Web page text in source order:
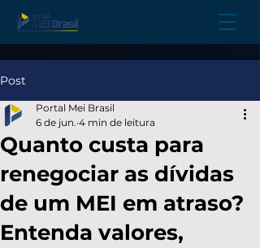
Post
Quanto custa para
renegociar as dívidas
de um MEI em atraso?
Entenda valores,
Portal Mei Brasil
6 de jun. 4 min de leitura